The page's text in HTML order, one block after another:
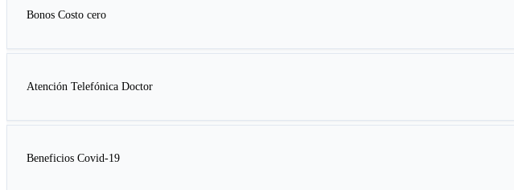
Bonos Costo cero
Atención Telefónica Doctor
Beneficios Covid-19